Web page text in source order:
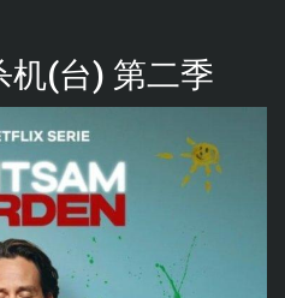
(台) 第二季